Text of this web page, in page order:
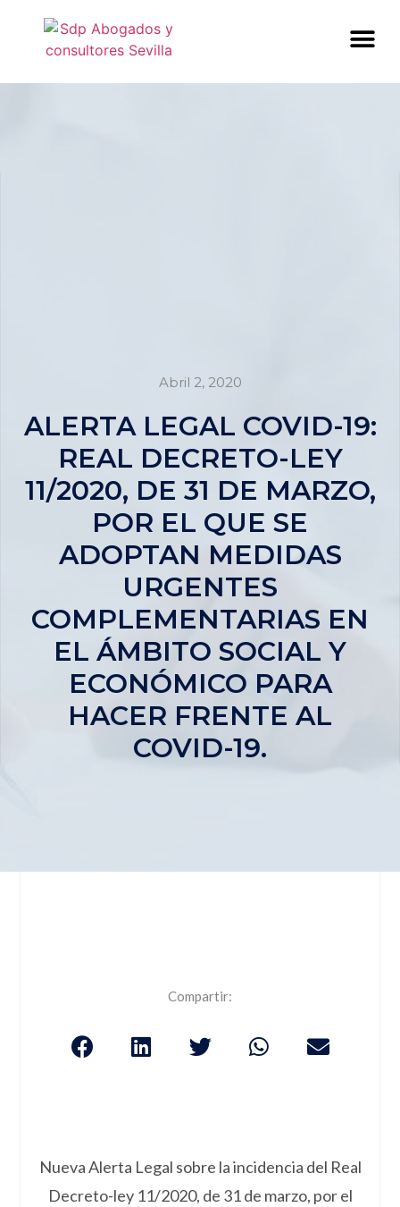
Abril 2, 2020
ALERTA LEGAL COVID-19:
REAL DECRETO-LEY
11/2020, DE 31 DE MARZO,
POR EL QUE SE
ADOPTAN MEDIDAS
URGENTES
COMPLEMENTARIAS EN
EL ÁMBITO SOCIAL Y
ECONÓMICO PARA
HACER FRENTE AL
COVID-19.
Compartir:
Nueva Alerta Legal sobre la incidencia del Real
Decreto-ley 11/2020, de 31 de marzo, por el